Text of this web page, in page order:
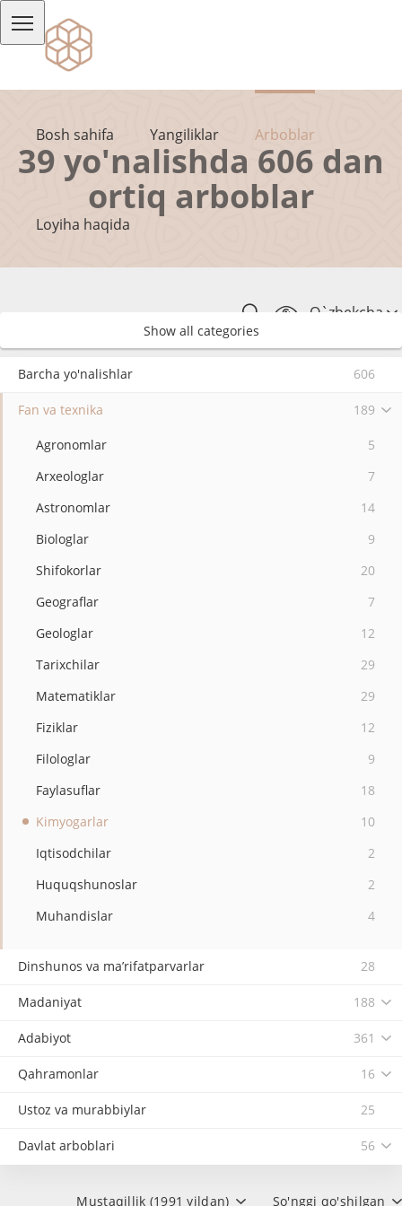
Bosh sahifa Yangiliklar Arboblar
Loyiha haqida
O`zbekcha
39 yo'nalishda 606 dan
ortiq arboblar
Show all categories
Barcha yo'nalishlar 606
Fan va texnika 189
Agronomlar
5
Arxeologlar
7
Astronomlar
14
Biologlar
9
Shifokorlar
20
Geograflar
7
Geologlar
12
Tarixchilar
29
Matematiklar
29
Fiziklar
12
Filologlar
9
Faylasuflar
18
Kimyogarlar
10
Iqtisodchilar
2
Huquqshunoslar
2
Muhandislar
4
Dinshunos va ma’rifatparvarlar 28
Madaniyat 188
Adabiyot 361
Qahramonlar 16
Ustoz va murabbiylar 25
Davlat arboblari 56
So'nggi qo'shilgan
Mustaqillik (1991 yildan)